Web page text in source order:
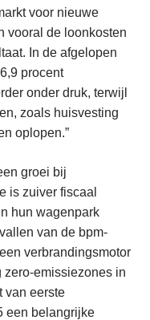
voor nieuwe
vooral de loonkosten
In de afgelopen
procent
onder druk, terwijl
zoals huisvesting
oplopen.”
groei bij
is zuiver fiscaal
hun wagenpark
van de bpm-
verbrandingsmotor
zero-emissiezones in
van eerste
een belangrijke